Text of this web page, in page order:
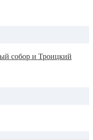
собор и Троицкий